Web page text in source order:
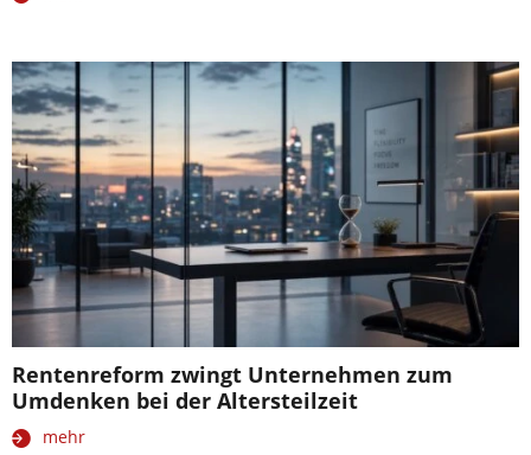
Rentenreform zwingt Unternehmen zum
Umdenken bei der Altersteilzeit
mehr